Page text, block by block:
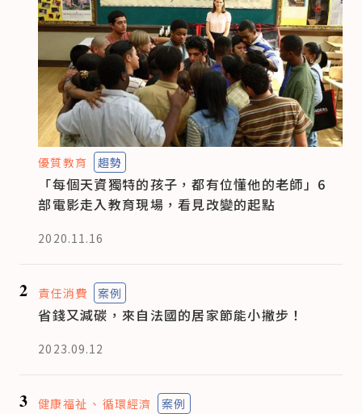
優質教育 趨勢
「每個天資獨特的孩子，都有位懂他的老師」6
部電影走入教育現場，看見改變的起點
2020.11.16
2 責任消費 案例
省錢又減碳，來自法國的居家節能小撇步！
2023.09.12
3 健康福祉 循環經濟 案例